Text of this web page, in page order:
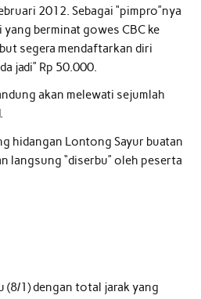
2012. Sebagai “pimpro”nya
yang berminat gowes CBC ke
segera mendaftarkan diri
jadi” Rp 50.000.
akan melewati sejumlah
hidangan Lontong Sayur buatan
langsung “diserbu” oleh peserta
(8/1) dengan total jarak yang